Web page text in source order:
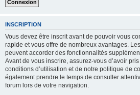
INSCRIPTION
Vous devez être inscrit avant de pouvoir vous
rapide et vous offre de nombreux avantages.
peuvent accorder des fonctionnalités
Avant de vous inscrire, assurez-vous d’avoir
conditions d’utilisation et de notre politique de
également prendre le temps de consulter
forum lors de votre navigation.